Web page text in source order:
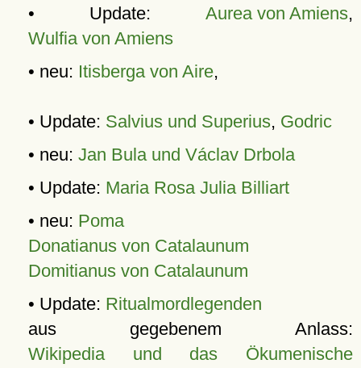
• Update: Aurea von Amiens,
Wulfia von Amiens
• neu: Itisberga von Aire,
• Update: Salvius und Superius, Godric
• neu: Jan Bula und Václav Drbola
• Update: Maria Rosa Julia Billiart
• neu: Poma
Donatianus von Catalaunum
Domitianus von Catalaunum
• Update: Ritualmordlegenden
aus gegebenem Anlass:
Wikipedia und das Ökumenische